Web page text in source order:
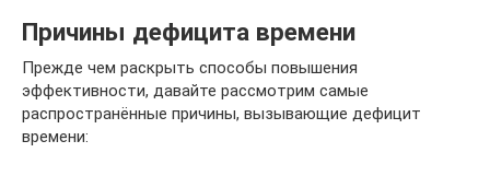
Причины дефицита времени
Прежде чем раскрыть способы повышения
эффективности, давайте рассмотрим самые
распространённые причины, вызывающие дефицит
времени: